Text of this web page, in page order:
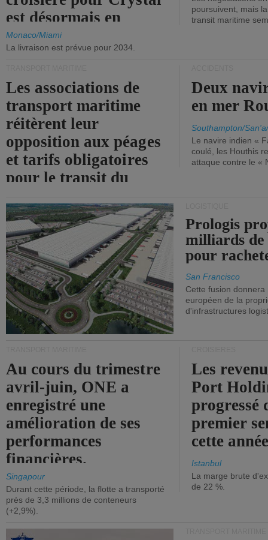
est désormais en
vigueur.
Monaco/Miami
La livraison est prévue pour 2034.
poursuivent, mais
transit maritime
Les associations de
transport maritime
réitèrent leur
opposition aux péages
et tarifs obligatoires
pour le transit du
Deux
en mer
Southampton/
Le navire indien «
coulé, les Houthis
attaque contre le «
Prologis
milliards
pour
San Francisco
Cette fusion
européen de la
d'infrastructures
Au cours du trimestre
avril-juin, ONE a
enregistré une
amélioration de ses
performances
financières.
Singapour
Durant cette période, la flotte a transporté
près de 3,3 millions de conteneurs
(+2,9%).
Les
Port
progressé
premier
cette
Istanbul
La marge brute
de 22 %.